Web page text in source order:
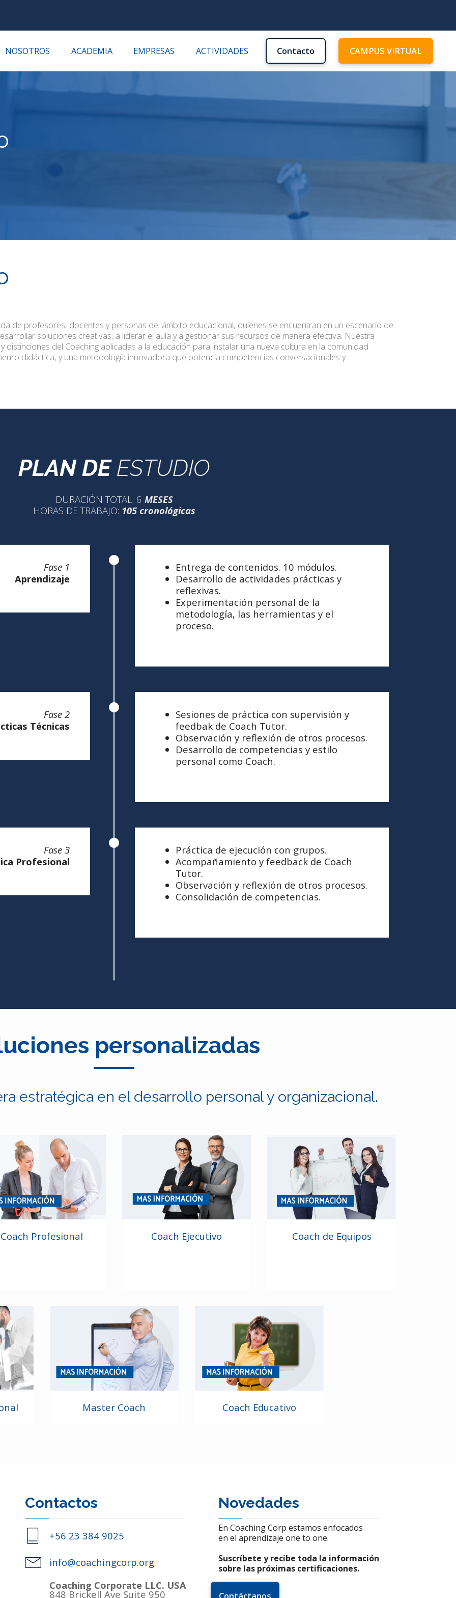
NOSOTROS ACADEMIA EMPRESAS ACTIVIDADES Contacto CAMPUS VIRTUAL
de profesores, docentes y personas del ámbito educacional, quienes se encuentran en un escenario de
soluciones creativas, a liderar el aula y a gestionar sus recursos de manera efectiva. Nuestra
del Coaching aplicadas a la educación para instalar una nueva cultura en la comunidad
didáctica, y una metodología innovadora que potencia competencias conversacionales y
PLAN DEESTUDIO
DURACIÓN TOTAL: 6 MESES
HORAS DE TRABAJO: 105 cronológicas
Entrega de contenidos. 10 módulos.
Desarrollo de actividades prácticas y
reflexivas.
Experimentación personal de la
metodología, las herramientas y el
proceso.
Fase 1
Aprendizaje
Sesiones de práctica con supervisión y
feedbak de Coach Tutor.
Observación y reflexión de otros procesos.
Desarrollo de competencias y estilo
personal como Coach.
Fase 2
Técnicas
Práctica de ejecución con grupos.
Acompañamiento y feedback de Coach
Tutor.
Observación y reflexión de otros procesos.
Consolidación de competencias.
Fase 3
Profesional
personalizadas
estratégica en el desarrollo personal y organizacional.
Coach Profesional Coach Ejecutivo Coach de Equipos
Master Coach Coach Educativo
Contactos
+56 23 384 9025
info@coachingcorp.org
Coaching Corporate LLC. USA
848 Brickell Ave Suite 950
Novedades
En Coaching Corp estamos enfocados
en el aprendizaje one to one.
Suscríbete y recibe toda la información
sobre las próximas certificaciones.